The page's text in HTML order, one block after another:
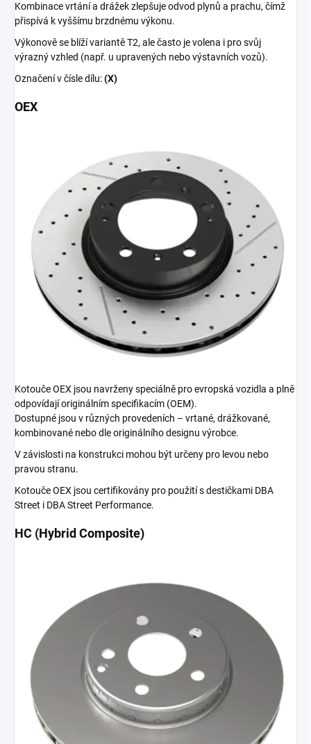
Kombinace vrtání a drážek zlepšuje odvod plynů a prachu, čímž
přispívá k vyššímu brzdnému výkonu.
Výkonově se blíží variantě T2, ale často je volena i pro svůj
výrazný vzhled (např. u upravených nebo výstavních vozů).
Označení v čísle dílu:(X)
OEX
Kotouče OEX jsou navrženy speciálně pro evropská vozidla a plně
odpovídají originálním specifikacím (OEM).
Dostupné jsou v různých provedeních – vrtané, drážkované,
kombinované nebo dle originálního designu výrobce.
V závislosti na konstrukci mohou být určeny pro levou nebo
pravou stranu.
Kotouče OEX jsou certifikovány pro použití s destičkami DBA
Street i DBA Street Performance.
HC (Hybrid Composite)